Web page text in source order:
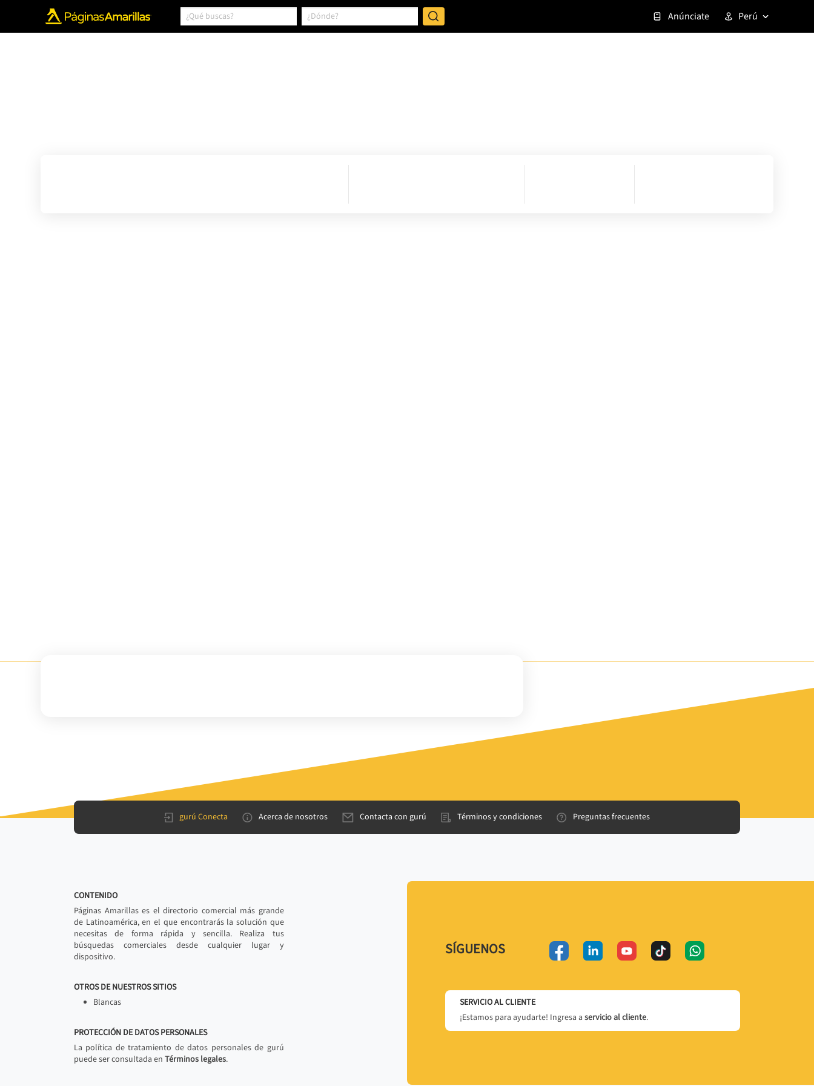
Anúnciate Perú
gurú Conecta Acerca de nosotros Contacta con gurú Términos y condiciones Preguntas frecuentes
CONTENIDO
Páginas Amarillas es el directorio comercial más grande
de Latinoamérica, en el que encontrarás la solución que
necesitas de forma rápida y sencilla. Realiza tus
búsquedas comerciales desde cualquier lugar y
dispositivo.
OTROS DE NUESTROS SITIOS
Blancas
PROTECCIÓN DE DATOS PERSONALES
La política de tratamiento de datos personales de gurú
puede ser consultada en Términos legales.
SÍGUENOS
SERVICIO AL CLIENTE
¡Estamos para ayudarte! Ingresa a servicio al cliente.